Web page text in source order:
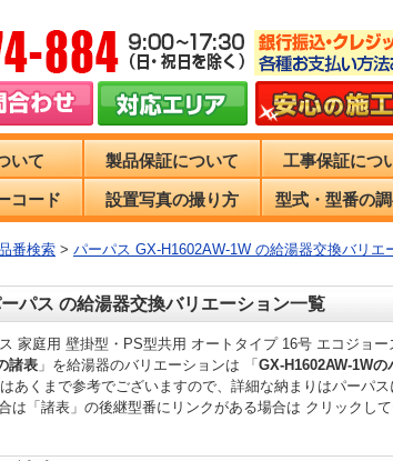
いて 製品保証について 工事保証につ
コード 設置写真の撮り方 型式・型番の
番検索 > パーパス GX-H1602AW-1W の給湯器交換バリエ
パス の給湯器交換バリエーション一覧
家庭用 壁掛型・PS型共用 オートタイプ 16号 エコジョ
諸表 」を給湯器のバリエーションは 「 GX-H1602AW-1W
あくまで参考でございますので、詳細な納まりはパーパス
は「諸表」の後継型番にリンクがある場合は クリックし